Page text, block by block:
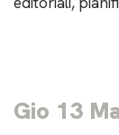
Gio 13